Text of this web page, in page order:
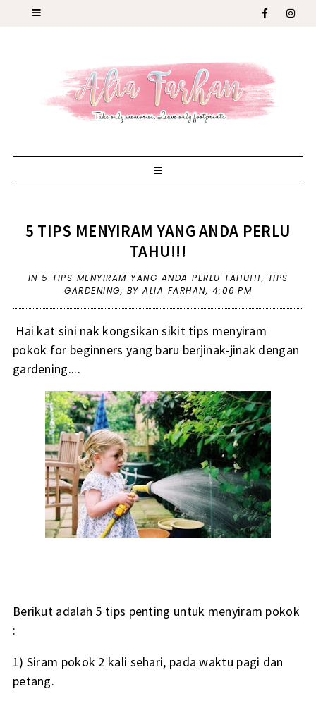
5 TIPS MENYIRAM YANG ANDA PERLU
TAHU!!!
IN 5 TIPS MENYIRAM YANG ANDA PERLU TAHU!!!, TIPS
GARDENING, BY ALIA FARHAN, 4:06 PM
Hai kat sini nak kongsikan sikit tips menyiram
pokok for beginners yang baru berjinak-jinak dengan
gardening....
Berikut adalah 5 tips penting untuk menyiram pokok
:
1) Siram pokok 2 kali sehari, pada waktu pagi dan
petang.